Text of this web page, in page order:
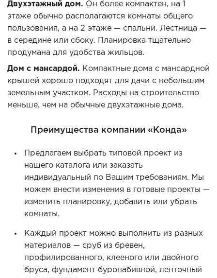
Двухэтажный дом. Он более компактен, на 1
этаже обычно располагаются комнаты общего
пользования, а на 2 этаже — спальни. Лестница —
в середине или сбоку. Планировка тщательно
продумана для удобства жильцов.
Дом с мансардой. Компактные дома с мансардной
крышей хорошо подходят для дачи с небольшим
земельным участком. Расходы на строительство
меньше, чем на обычные двухэтажные дома.
Преимущества компании «Конда»
Предлагаем выбрать типовой проект из
нашего каталога или заказать
индивидуальный по Вашим требованиям. Мы
можем внести изменения в готовые проекты —
изменить планировку, добавить или убрать
комнаты.
Каждый проект можно выполнить из разных
материалов — сруб из бревен,
профилированного, клееного или двойного
бруса, фундамент буронабивной, ленточный